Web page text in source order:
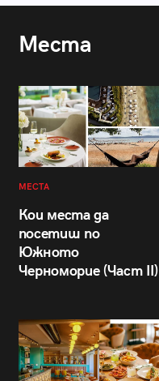
Места
МЕСТА
Кои места да
посетиш по
Южното
Черноморие (Част II)